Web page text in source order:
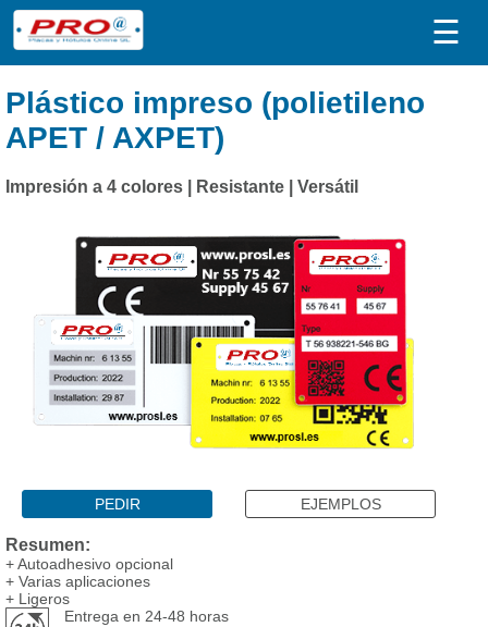
☰
Plástico impreso (polietileno
APET / AXPET)
Impresión a 4 colores | Resistante | Versátil
PEDIR EJEMPLOS
Resumen:
+ Autoadhesivo opcional
+ Varias aplicaciones
+ Ligeros
Entrega en 24-48 horas